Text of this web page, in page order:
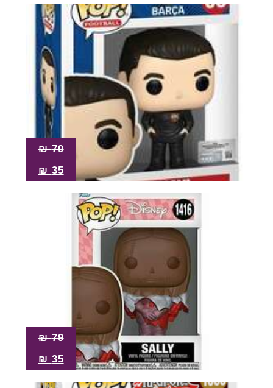
79
₪
35
₪
79
₪
35
₪